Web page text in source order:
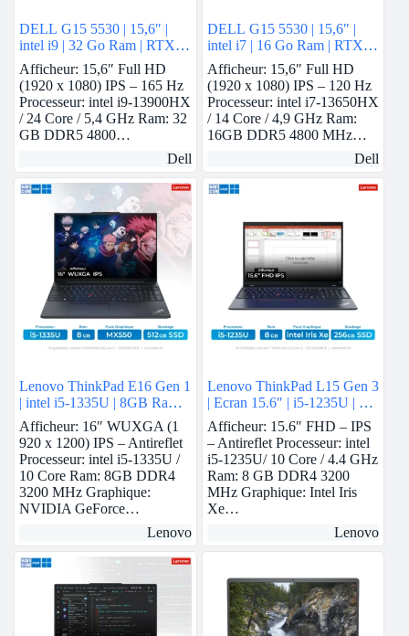
DELL G15 5530 | 15,6″ |
intel i9 | 32 Go Ram | RTX
4060
Afficheur: 15,6″ Full HD
(1920 x 1080) IPS – 165 Hz
Processeur: intel i9-13900HX
/ 24 Core / 5,4 GHz Ram: 32
GB DDR5 4800…
Dell
DELL G15 5530 | 15,6″ |
intel i7 | 16 Go Ram | RTX
3050
Afficheur: 15,6″ Full HD
(1920 x 1080) IPS – 120 Hz
Processeur: intel i7-13650HX
/ 14 Core / 4,9 GHz Ram:
16GB DDR5 4800 MHz…
Dell
Lenovo ThinkPad E16 Gen 1
| intel i5-1335U | 8GB Ram |
Nvidia MX550 | 512GB
SSD
Afficheur: 16″ WUXGA (1
920 x 1200) IPS – Antireflet
Processeur: intel i5-1335U /
10 Core Ram: 8GB DDR4
3200 MHz Graphique:
NVIDIA GeForce…
Lenovo
Lenovo ThinkPad L15 Gen 3
| Ecran 15.6″ | i5-1235U | 8
GB Ram | intel Iris Xe | 256
GB SSD
Afficheur: 15.6″ FHD – IPS
– Antireflet Processeur: intel
i5-1235U/ 10 Core / 4.4 GHz
Ram: 8 GB DDR4 3200
MHz Graphique: Intel Iris
Xe…
Lenovo